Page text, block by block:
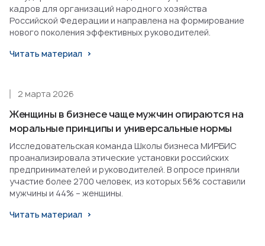
кадров для организаций народного хозяйства
Российской Федерации и направлена на формирование
нового поколения эффективных руководителей.
Читать материал
Женщины в бизнесе чаще мужчин опираются на
моральные принципы и универсальные нормы
2 марта 2026
Исследовательская команда Школы бизнеса МИРБИС
проанализировала этические установки российских
предпринимателей и руководителей. В опросе приняли
участие более 2700 человек, из которых 56% составили
мужчины и 44% – женщины.
Читать материал